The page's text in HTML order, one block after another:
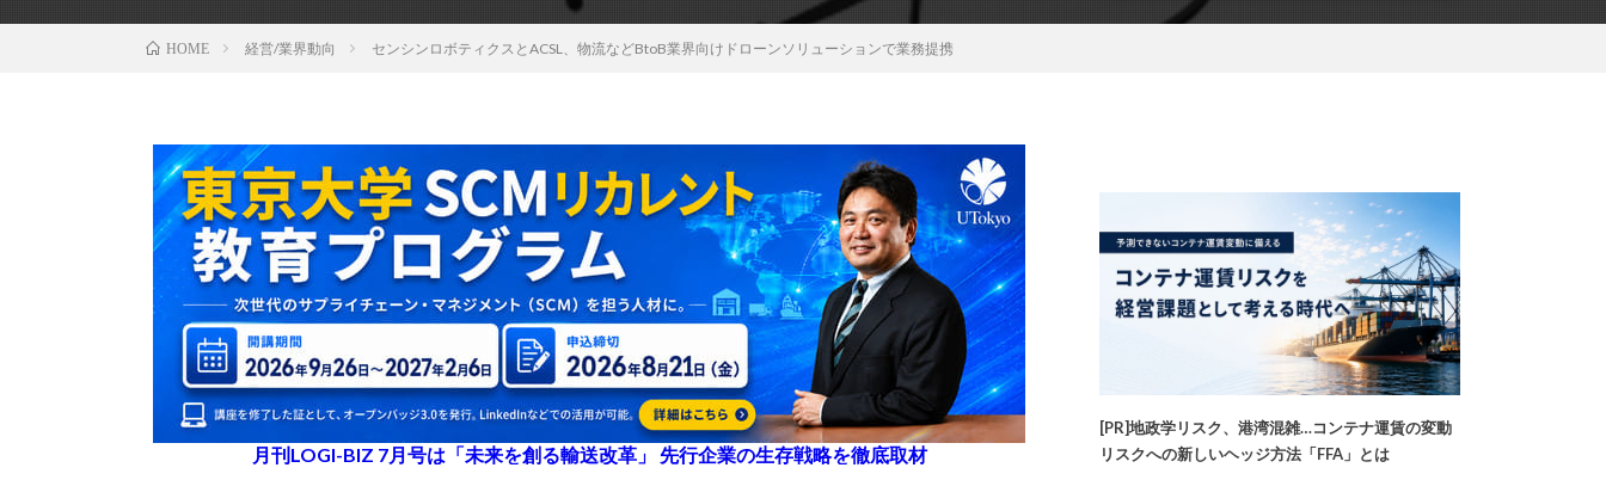
HOME 経営/業界動向 センシンロボティクスとACSL、物流などBtoB業界向けドローンソリューションで業務提携
月刊LOGI-BIZ 7月号は「未来を創る輸送改革」 先行企業の生存戦略を徹底取材
[PR]地政学リスク、港湾混雑…コンテナ運賃の変動
リスクへの新しいヘッジ方法「FFA」とは